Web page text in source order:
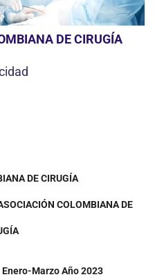
DE CIRUGÍA
DE CIRUGÍA
COLOMBIANA DE
Enero-MarzoAño 2023